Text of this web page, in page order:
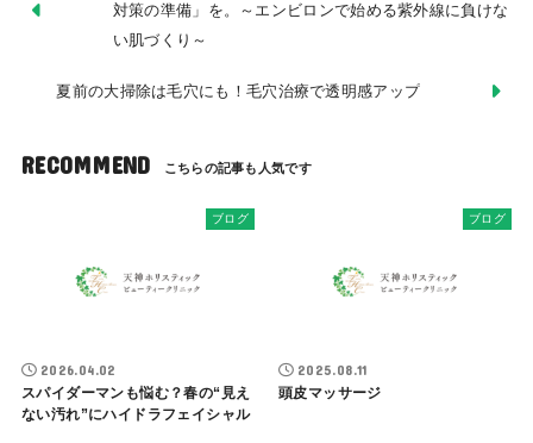
対策の準備」を。～エンビロンで始める紫外線に負けな
い肌づくり～
夏前の大掃除は毛穴にも！毛穴治療で透明感アップ
RECOMMEND
ブログ
2026.04.02
スパイダーマンも悩む？春の“見え
ない汚れ”にハイドラフェイシャル
ブログ
2025.08.11
頭皮マッサージ